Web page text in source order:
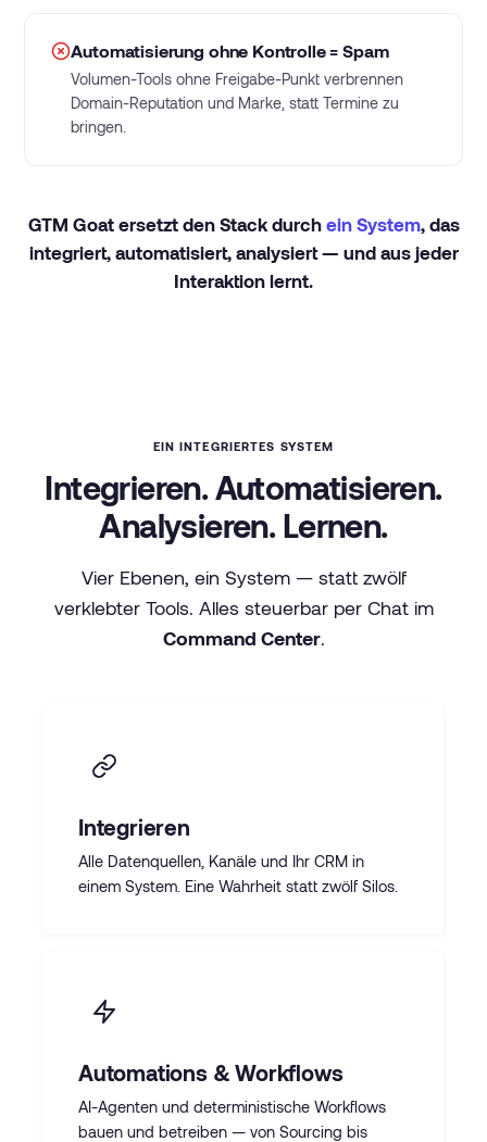
Automatisierung ohne Kontrolle = Spam
Volumen-Tools ohne Freigabe-Punkt verbrennen
Domain-Reputation und Marke, statt Termine zu
bringen.
GTM Goat ersetzt den Stack durch ein System, das
integriert, automatisiert, analysiert — und aus jeder
Interaktion lernt.
EIN INTEGRIERTES SYSTEM
Integrieren. Automatisieren.
Analysieren. Lernen.
Vier Ebenen, ein System — statt zwölf
verklebter Tools. Alles steuerbar per Chat im
Command Center.
Integrieren
Alle Datenquellen, Kanäle und Ihr CRM in
einem System. Eine Wahrheit statt zwölf Silos.
Automations & Workflows
AI-Agenten und deterministische Workflows
bauen und betreiben — von Sourcing bis